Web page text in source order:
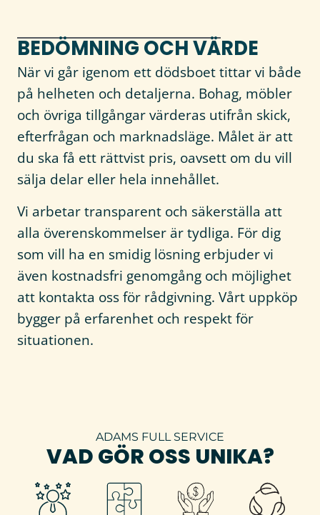
BEDÖMNING OCH VÄRDE
När vi går igenom ett dödsboet tittar vi både
på helheten och detaljerna. Bohag, möbler
och övriga tillgångar värderas utifrån skick,
efterfrågan och marknadsläge. Målet är att
du ska få ett rättvist pris, oavsett om du vill
sälja delar eller hela innehållet.
Vi arbetar transparent och säkerställa att
alla överenskommelser är tydliga. För dig
som vill ha en smidig lösning erbjuder vi
även kostnadsfri genomgång och möjlighet
att kontakta oss för rådgivning. Vårt uppköp
bygger på erfarenhet och respekt för
situationen.
ADAMS FULL SERVICE
VAD GÖR OSS UNIKA?